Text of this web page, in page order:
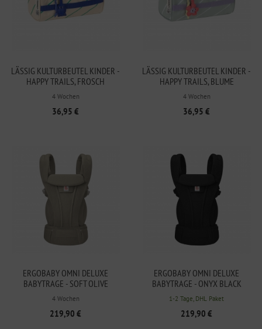
LÄSSIG KULTURBEUTEL KINDER -
HAPPY TRAILS, FROSCH
4 Wochen
36,95 €
LÄSSIG KULTURBEUTEL KINDER -
HAPPY TRAILS, BLUME
4 Wochen
36,95 €
ERGOBABY OMNI DELUXE
BABYTRAGE - SOFT OLIVE
4 Wochen
219,90 €
ERGOBABY OMNI DELUXE
BABYTRAGE - ONYX BLACK
1-2 Tage, DHL Paket
219,90 €